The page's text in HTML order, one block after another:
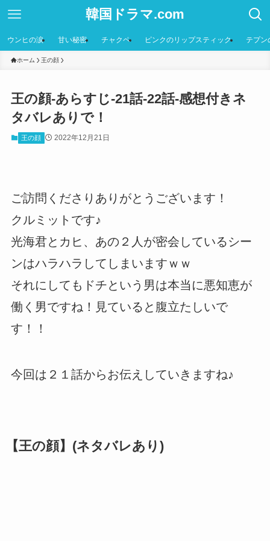
韓国ドラマ.com
ウンヒの涙 甘い秘密 チャクペ ピンクのリップスティック テプン
ホーム 王の顔
王の顔-あらすじ-21話-22話-感想付きネ
タバレありで！
王の顔 2022年12月21日
ご訪問くださりありがとうございます！
クルミットです♪
光海君とカヒ、あの２人が密会しているシー
ンはハラハラしてしまいますｗｗ
それにしてもドチという男は本当に悪知恵が
働く男ですね！見ていると腹立たしいで
す！！
今回は２１話からお伝えしていきますね♪
【王の顔】(ネタバレあり)